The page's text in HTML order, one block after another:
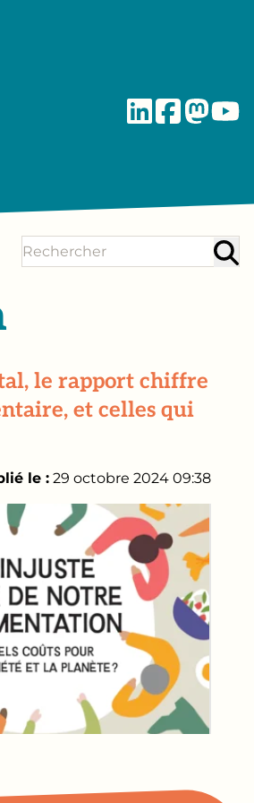
le rapport chiffre
et celles qui
le : 29 octobre 2024 09:38